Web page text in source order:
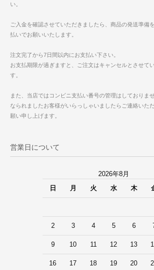
い。
ご入金を確認させていただきましたら、商品の発送準備
払いでお願いいたします。
注文完了から7日間以内にお支払い下さい。
お支払期限が過ぎますと、ご注文はキャンセルとさせて
す。
また、当店ではコンビニ支払い番号の管理はしておりま
なられましたお客様がいらっしゃいましたらご連絡いた
願い申し上げます。
営業日について
2026年8月
日
月 火 水 木
2 3 4 5 6
9 10 11 12 13
16 17 18 19 20